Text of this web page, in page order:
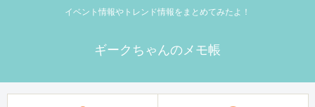
イベント情報やトレンド情報をまとめてみたよ！
ギークちゃんのメモ帳